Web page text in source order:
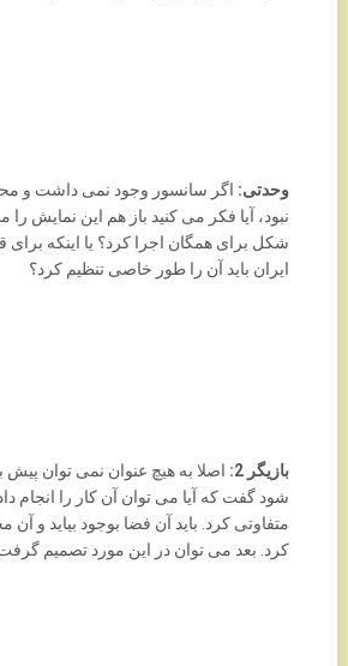
وحدتی: اگر سانسور وجود نمی داشت و
نبود، آیا فکر می کنید باز هم این نمایش
شکل برای همگان اجرا کرد؟ یا اینکه
ایران باید آن را طور خاصی تنظیم کرد؟
بازیگر 2:
اصلا به هیچ عنوان نمی توان پیش
شود گفت که آیا می توان آن کار را انجام داد
متفاوتی کرد. باید آن فضا بوجود بیاید و
کرد. بعد می توان در این مورد تصمیم